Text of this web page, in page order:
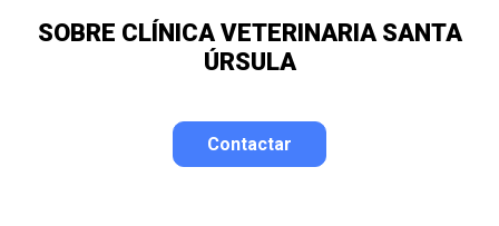
SOBRE CLÍNICA VETERINARIA SANTA
ÚRSULA
Contactar